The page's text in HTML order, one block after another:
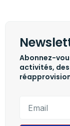
Abonnez-
activités,